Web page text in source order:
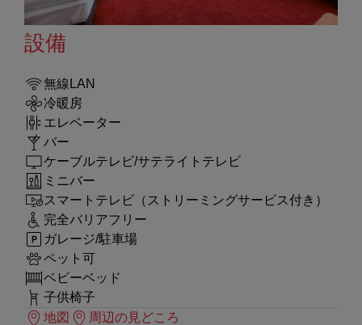
設備
無線LAN
冷暖房
エレベーター
バー
ケーブルテレビ/サテライトテレビ
ミニバー
スマートテレビ（ストリーミングサービス付き）
完全バリアフリー
ガレージ/駐車場
ペット可
ベビーベッド
子供椅子
地図
周辺の見どころ